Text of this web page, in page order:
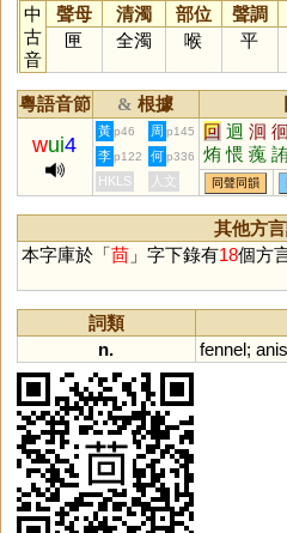
中
古
音
聲母 清濁 部位 聲調
匣
全濁 喉 平
粵語音節 & 根據
wui4
黃 p46 周 p145 回 迴 洄 徊
烠 愄 藱
李 p122 何 p336
HKLS 人文 同聲同韻
其他方
本字庫於「茴」字下錄有18個方
詞類
n.
fennel;